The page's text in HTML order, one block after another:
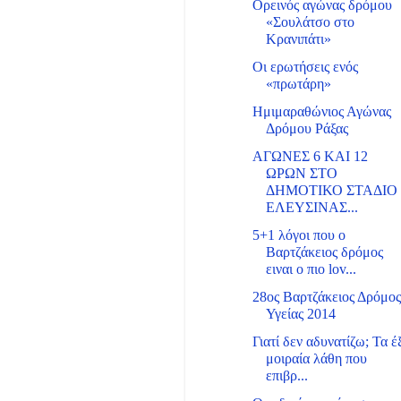
Ορεινός αγώνας δρόμου
«Σουλάτσο στο
Κρανιπάτι»
Οι ερωτήσεις ενός
«πρωτάρη»
Ημιμαραθώνιος Αγώνας
Δρόμου Ράξας
ΑΓΩΝΕΣ 6 ΚΑΙ 12
ΩΡΩΝ ΣΤΟ
ΔΗΜΟΤΙΚΟ ΣΤΑΔΙΟ
ΕΛΕΥΣΙΝΑΣ...
5+1 λόγοι που ο
Βαρτζάκειος δρόμος
ειναι ο πιο lov...
28ος Βαρτζάκειος Δρόμος
Υγείας 2014
Γιατί δεν αδυνατίζω; Τα
μοιραία λάθη που
επιβρ...